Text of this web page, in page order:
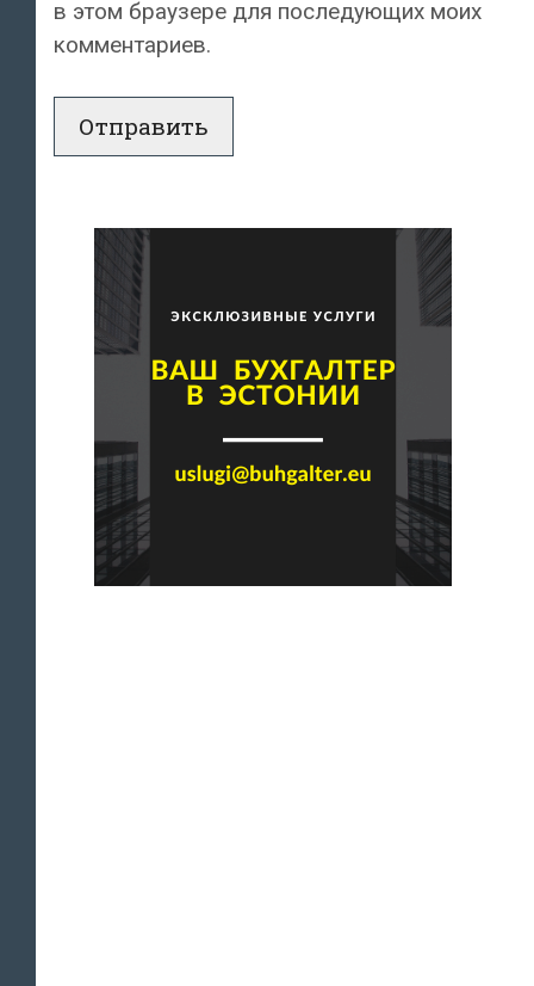
в этом браузере для последующих моих
комментариев.